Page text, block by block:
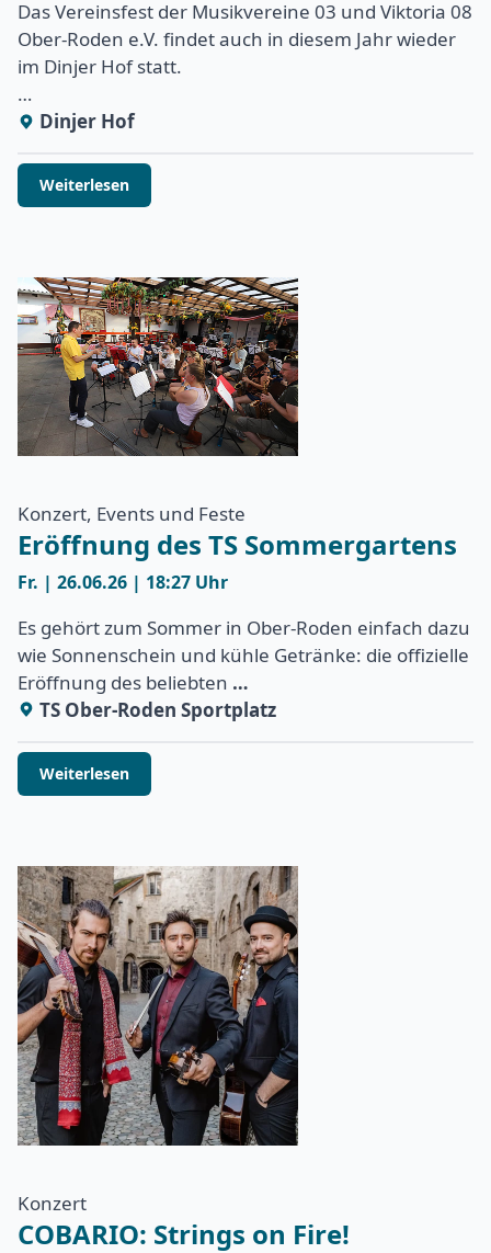
Das Vereinsfest der Musikvereine 03 und Viktoria 08
Ober-Roden e.V. findet auch in diesem Jahr wieder
im Dinjer Hof statt.
…
Dinjer Hof
Weiterlesen
Konzert, Events und Feste
Eröffnung des TS Sommergartens
Fr. | 26.06.26 | 18:27 Uhr
Es gehört zum Sommer in Ober-Roden einfach dazu
wie Sonnenschein und kühle Getränke: die offizielle
Eröffnung des beliebten …
TS Ober-Roden Sportplatz
Weiterlesen
Konzert
COBARIO: Strings on Fire!